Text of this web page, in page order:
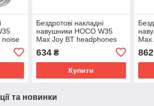
noise
Бездротові накладні
навушники HOCO W35
Max Joy BT headphones
634₴
Купити
Max
862
та новинки